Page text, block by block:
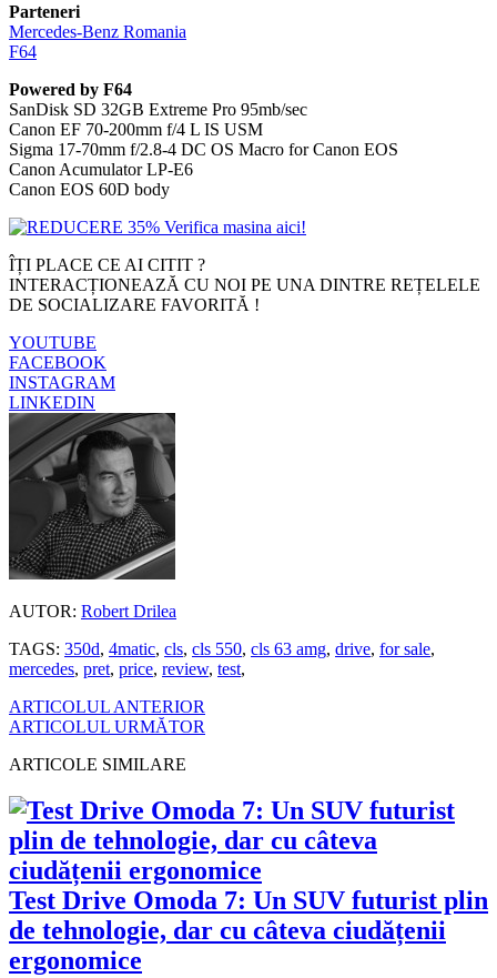
Parteneri
Mercedes-Benz Romania
F64
Powered by F64
SanDisk SD 32GB Extreme Pro 95mb/sec
Canon EF 70-200mm f/4 L IS USM
Sigma 17-70mm f/2.8-4 DC OS Macro for Canon EOS
Canon Acumulator LP-E6
Canon EOS 60D body
ÎȚI PLACE CE AI CITIT ?
INTERACȚIONEAZĂ CU NOI PE UNA DINTRE REȚELELE
DE SOCIALIZARE FAVORITĂ !
YOUTUBE
FACEBOOK
INSTAGRAM
LINKEDIN
AUTOR: Robert Drilea
TAGS: 350d, 4matic, cls, cls 550, cls 63 amg, drive, for sale,
mercedes, pret, price, review, test,
ARTICOLUL ANTERIOR
ARTICOLUL URMĂTOR
ARTICOLE SIMILARE
Test Drive Omoda 7: Un SUV futurist plin
de tehnologie, dar cu câteva ciudățenii
ergonomice